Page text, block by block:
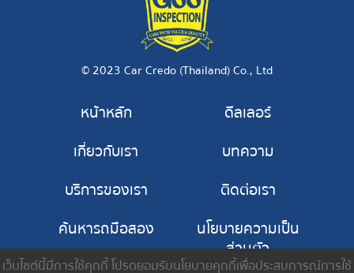
© 2023 Car Credo (Thailand) Co., Ltd
หน้าหลัก
เกี่ยวกับเรา
บริการของเรา
ค้นหารถมือสอง
ดีลเลอร์
บทความ
ติดต่อเรา
นโยบายความเป็น
ส่วนตัว
เว็บไซต์นี้มีการใช้คุกกี้ โปรดยอมรับนโยบายคุกกี้เพื่อประสบการณ์การใช้